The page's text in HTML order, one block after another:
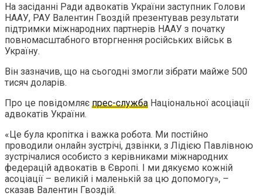
На засіданні Ради адвокатів України заступник Голови
НААУ, РАУ Валентин Гвоздій презентував результати
підтримки міжнародних партнерів НААУ з початку
повномасштабного вторгнення російських військ в
Україну.
Він зазначив, що на сьогодні змогли зібрати майже 500
тисяч доларів.
Про це повідомляє прес-служба Національної асоціації
адвокатів України.
«Це була кропітка і важка робота. Ми постійно
проводили онлайн зустрічі, дзвінки, з Лідією Павлівною
зустрічалися особисто з керівниками міжнародних
федерацій адвокатів в Європі. І ми дякуємо кожній
асоціації – великій і маленькій за цю допомогу», –
сказав Валентин Гвоздій.